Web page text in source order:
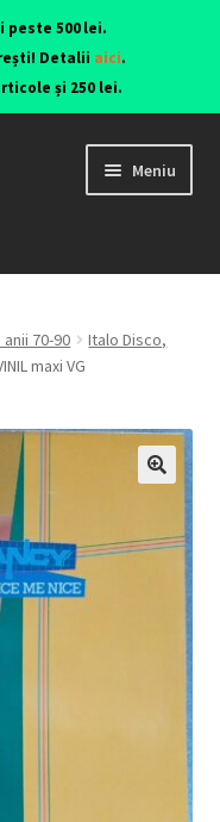
500 lei.
Detalii aici.
și 250 lei.
Meniu
70-90
Italo Disco,
maxi VG